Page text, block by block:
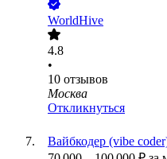
WorldHive
4.8
•
10 отзывов
Москва
Откликнуться
Вайбкодер (vibe